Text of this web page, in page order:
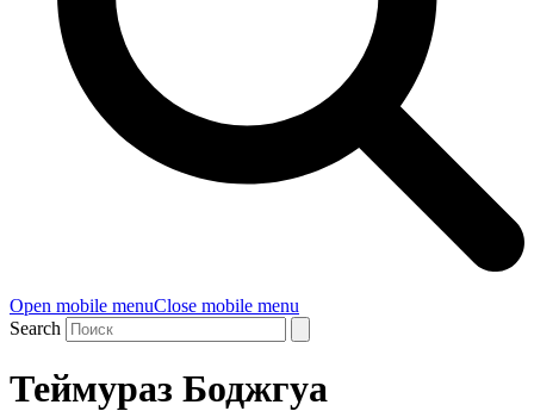
Open mobile menuClose mobile menu
Search
Теймураз Боджгуа